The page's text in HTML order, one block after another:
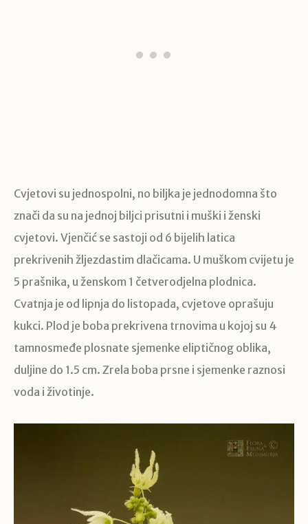
Cvjetovi su jednospolni, no biljka je jednodomna što
znači da su na jednoj biljci prisutni i muški i ženski
cvjetovi. Vjenčić se sastoji od 6 bijelih latica
prekrivenih žljezdastim dlačicama. U muškom cvijetu je
5 prašnika, u ženskom 1 četverodjelna plodnica.
Cvatnja je od lipnja do listopada, cvjetove oprašuju
kukci. Plod je boba prekrivena trnovima u kojoj su 4
tamnosmeđe plosnate sjemenke eliptičnog oblika,
duljine do 1.5 cm. Zrela boba prsne i sjemenke raznosi
voda i životinje.